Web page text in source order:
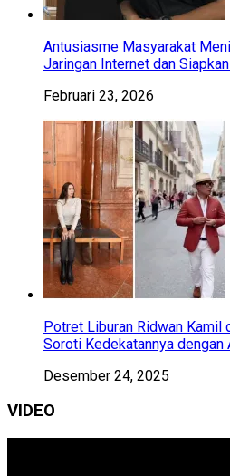
Antusiasme Masyarakat
Jaringan Internet dan
Februari 23, 2026
Potret Liburan Ridwan Kamil
Soroti Kedekatannya dengan
Desember 24, 2025
VIDEO